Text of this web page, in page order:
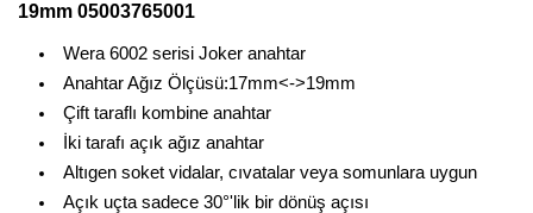
19mm 05003765001
Wera 6002 serisi Joker anahtar
Anahtar Ağız Ölçüsü:17mm<->19mm
Çift taraflı kombine anahtar
İki tarafı açık ağız anahtar
Altıgen soket vidalar, cıvatalar veya somunlara uygun
Açık uçta sadece 30°'lik bir dönüş açısı